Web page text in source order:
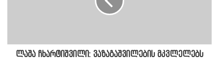
ლაშა ჩხარტიშვილი: ვაზაგაშვილების მკვლელებს